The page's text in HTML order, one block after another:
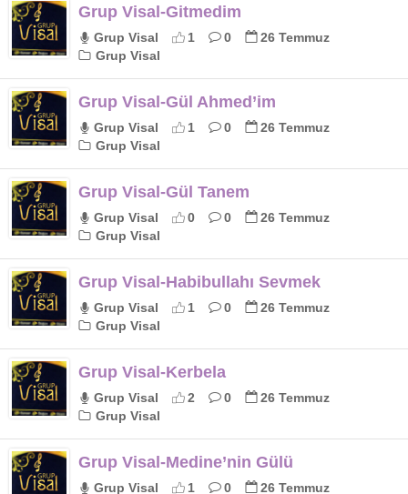
Grup Visal-Gitmedim
Grup Visal 1 0
26 Temmuz
Grup Visal
Grup Visal-Gül Ahmed’im
Grup Visal 1 0
26 Temmuz
Grup Visal
Grup Visal-Gül Tanem
Grup Visal 0 0
26 Temmuz
Grup Visal
Grup Visal-Habibullahı Sevmek
Grup Visal 1 0
26 Temmuz
Grup Visal
Grup Visal-Kerbela
Grup Visal 2 0
26 Temmuz
Grup Visal
Grup Visal-Medine’nin Gülü
Grup Visal 1 0
26 Temmuz